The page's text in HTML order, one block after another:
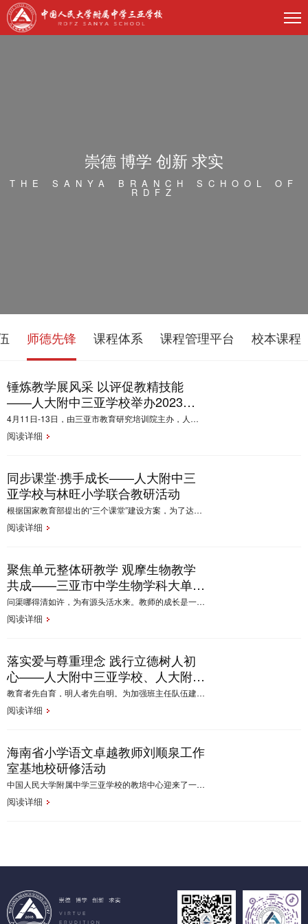
崇德 博学 创新 求实
THE SANYA BRANCH SCHOOL OF
RDFZ
师德先锋 课程体系 课程管理平台 校本课程
锤炼教学展风采 以评促教精技能
——人大附中三亚学校举办2023年
三亚市高中英语课堂教学评比暨观摩
培训活动
4月11日-13日，由三亚市教育研究培训院主办，人大附中三亚学校承办的三亚市高中英语课堂教学评比活动如期举行。
阅读详细
同步课堂·携手成长——人大附中三
亚学校与林旺小学联合教研活动
根据国家教育部提出的“三个课堂”建设方案，为了达到教育部提出的促进教育公平和均衡发展，共享名师资源，促进教师专业发展，满足个性化发展和高质量教育的要求，结合我校在师资力量、硬件条件的自身优势，在教育信息化2.0行动计划的推进下，本学期，我校携手海棠区林旺小学开展了“同步课堂”活动。
阅读详细
聚焦单元整体研教学 观摩生物教学
共成——三亚市中学生物学科大单元
整体教学展示暨观摩培训活动
问渠哪得清如许，为有源头活水来。教师的成长是一个不断的交流和学习的过程，为落实大单元教学课程理念，2021年12月9日——11日，由教培院主办，人大附中三亚学校承办，“雁领天涯”共同体教师及陈坤中学生物卓越教师工作室的组织和参与下，开展了为期两天半的单元整体教学展示暨观摩培训活动。
阅读详细
落实爱与尊重理念 践行立德树人初
心——人大附中三亚学校、人大附中
海口实验学校教师联合研修活动
教育者先自育，明人者先自明。为加强班主任队伍建设，充分发挥班主任在学校教育和管理工作中的重要作用，切实提升班主任的专业素养和管理的水平，12月11日-12日，人大附中三亚学校全体班主任老师赴人大附中海口实验学校联合举办了研修活动。活动特邀李惠君、周详、黄佑生三位专家作专题报告。人大附中海口实验学校蒲煜校长、刘卫民书记，人大附中三亚学校宓奇校长、蔡真副校长出席此次研修活动，德育处徐春飞主任主持。
阅读详细
海南省小学语文卓越教师刘顺泉工作
室基地校研修活动
中国人民大学附属中学三亚学校的教培中心迎来了一场三亚小学语文教学研盛会
阅读详细